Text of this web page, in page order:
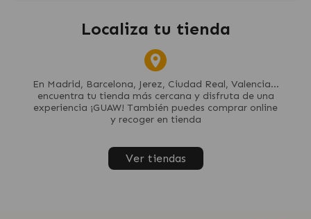
Localiza tu tienda
En Madrid, Barcelona, Jerez, Ciudad Real, Valencia...
encuentra tu tienda más cercana y disfruta de una
experiencia ¡GUAW! También puedes comprar online
y recoger en tienda
Ver tiendas